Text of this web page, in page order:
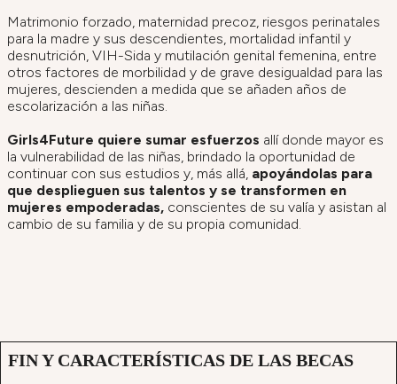
Matrimonio forzado, maternidad precoz, riesgos perinatales
para la madre y sus descendientes, mortalidad infantil y
desnutrición, VIH-Sida y mutilación genital femenina, entre
otros factores de morbilidad y de grave desigualdad para las
mujeres, descienden a medida que se añaden años de
escolarización a las niñas.
Girls4Future quiere sumar esfuerzos allí donde mayor es
la vulnerabilidad de las niñas, brindado la oportunidad de
continuar con sus estudios y, más allá, apoyándolas para
que desplieguen sus talentos y se transformen en
mujeres empoderadas, conscientes de su valía y asistan al
cambio de su familia y de su propia comunidad.
FIN Y CARACTERÍSTICAS DE LAS BECAS